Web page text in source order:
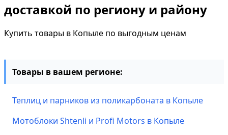
доставкой по региону и району
Купить товары в Копыле по выгодным ценам
Товары в вашем регионе:
Теплиц и парников из поликарбоната в Копыле
Мотоблоки Shtenli и Profi Motors в Копыле